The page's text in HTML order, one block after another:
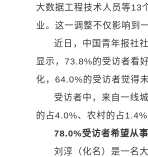
大数据工程技术人员等13
业。这一调整不仅影响到
近日，中国青年报社
显示，73.8%的受访者看
化，64.0%的受访者觉得
受访者中，来自一线
的占4.0%、农村的占1.4%
78.0%受访者希望从
刘淳（化名）是一名